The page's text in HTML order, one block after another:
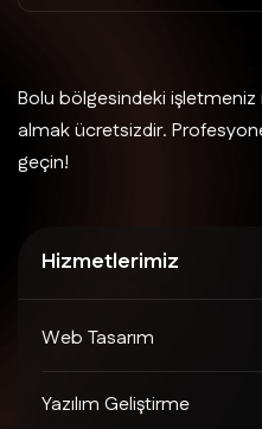
Bolu bölgesindeki
almak ücretsizdir.
geçin!
Hizmetlerimiz
Web Tasarım
Yazılım Geliştirme